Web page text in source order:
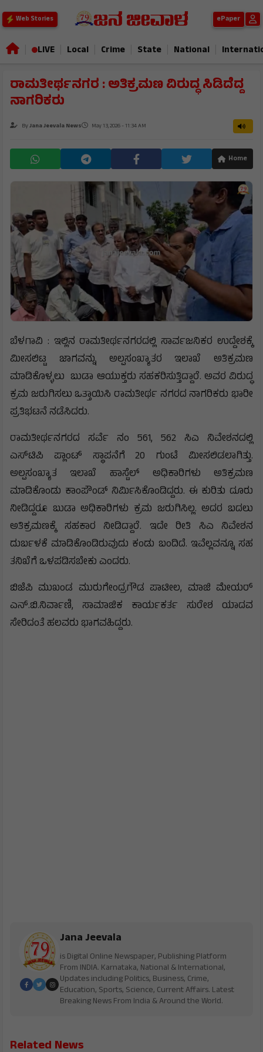
Web Stories ePaper
LIVE Local Crime State National
ರಾಮತೀರ್ಥನಗರ : ಅತಿಕ್ರಮಣ ವಿರುದ್ಧ ಸಿಡಿದೆದ್ದ
ನಾಗರಿಕರು
ByJana Jeevala News May 13, 2026 - 11:34 AM
Home
ಬೆಳಗಾವಿ : ಇಲ್ಲಿನ ರಾಮತೀರ್ಥನಗರದಲ್ಲಿ ಸಾರ್ವಜನಿಕರ ಉದ್ದೇಶಕ್ಕೆ
ಮೀಸಲಿಟ್ಟ ಜಾಗವನ್ನು ಅಲ್ಪಸಂಖ್ಯಾತರ ಇಲಾಖೆ ಅತಿಕ್ರಮಣ
ಮಾಡಿಕೊಳ್ಳಲು ಬುಡಾ ಆಯುಕ್ತರು ಸಹಕರಿಸುತ್ತಿದ್ದಾರೆ. ಅವರ ವಿರುದ್ಧ
ಕ್ರಮ ಜರುಗಿಸಲು ಒತ್ತಾಯಿಸಿ ರಾಮತೀರ್ಥ ನಗರದ ನಾಗರಿಕರು ಭಾರೀ
ಪ್ರತಿಭಟನೆ ನಡೆಸಿದರು.
ರಾಮತೀರ್ಥನಗರದ ಸರ್ವೆ ನಂ 561, 562 ಸಿಎ ನಿವೇಶನದಲ್ಲಿ
ಎಸ್‌ಟಿಪಿ ಪ್ಲಾಂಟ್ ಸ್ಥಾಪನೆಗೆ 20 ಗುಂಟೆ ಮೀಸಲಿಡಲಾಗಿತ್ತು.
ಅಲ್ಪಸಂಖ್ಯಾತ ಇಲಾಖೆ ಹಾಸ್ಟೆಲ್ ಅಧಿಕಾರಿಗಳು ಅತಿಕ್ರಮಣ
ಮಾಡಿಕೊಂಡು ಕಾಂಪೌಂಡ್ ನಿರ್ಮಿಸಿಕೊಂಡಿದ್ದರು. ಈ ಕುರಿತು ದೂರು
ನೀಡಿದ್ದರೂ ಬುಡಾ ಅಧಿಕಾರಿಗಳು ಕ್ರಮ ಜರುಗಿಸಿಲ್ಲ. ಅದರ ಬದಲು
ಅತಿಕ್ರಮಣಕ್ಕೆ ಸಹಕಾರ ನೀಡಿದ್ದಾರೆ. ಇದೇ ರೀತಿ ಸಿಎ ನಿವೇಶನ
ದುರ್ಬಳಕೆ ಮಾಡಿಕೊಂಡಿರುವುದು ಕಂಡು ಬಂದಿದೆ. ಇವೆಲ್ಲವನ್ನೂ ಸಹ
ತನಿಖೆಗೆ ಒಳಪಡಿಸಬೇಕು ಎಂದರು.
ಬಿಜೆಪಿ ಮುಖಂಡ ಮುರುಗೇಂದ್ರಗೌಡ ಪಾಟೀಲ, ಮಾಜಿ ಮೇಯರ್
ಎನ್.ಬಿ.ನಿರ್ವಾಣಿ, ಸಾಮಾಜಿಕ ಕಾರ್ಯಕರ್ತ ಸುರೇಶ ಯಾದವ
ಸೇರಿದಂತೆ ಹಲವರು ಭಾಗವಹಿದ್ದರು.
Jana Jeevala
is Digital Online Newspaper, Publishing Platform
From INDIA. Karnataka, National & International,
Updates including Politics, Business, Crime,
Education, Sports, Science, Current Affairs. Latest
Breaking News From India & Around the World.
Related News